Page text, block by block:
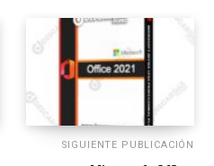
SIGUIENTE PUBLICACIÓN